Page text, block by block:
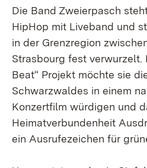
Die Band Zweierpasch
HipHop mit Liveband und
in der Grenzregion
Strasbourg fest verwurzelt.
Beat“ Projekt möchte sie
Schwarzwaldes in einem
Konzertfilm würdigen und
Heimatverbundenheit
ein Ausrufezeichen für